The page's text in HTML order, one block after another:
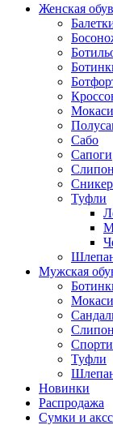
Женская
Сабо
Сапоги
Туфли
Мужская
Туфли
Новинки
Распродажа
Сумки и